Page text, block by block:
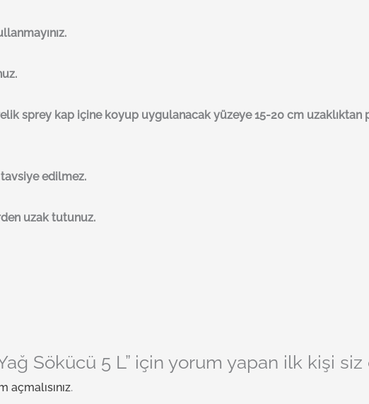
sprey kap içine koyup uygulanacak yüzeye 15-20 cm
edilmez.
uzak tutunuz.
Sökücü 5 L” için yorum yapan ilk kişi
açmalısınız.